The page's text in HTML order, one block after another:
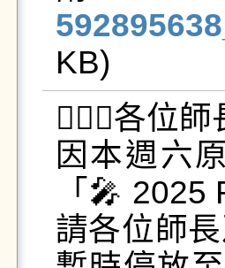
KB)
👩‍❤️‍👨各位
因本週六
「🎤
請各位師